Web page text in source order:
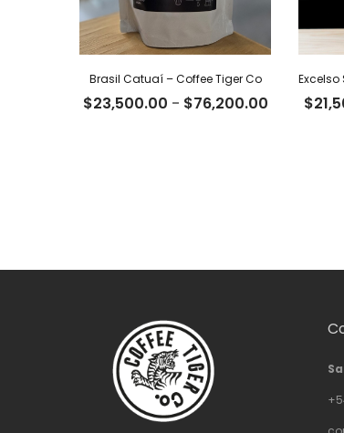
Brasil Catuaí – Coffee Tiger Co
$23,500.00 - $76,200.00Rango
$